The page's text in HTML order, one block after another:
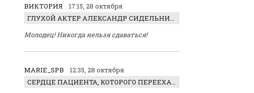
ВИКТОРИЯ
17:15, 28 октября
ГЛУХОЙ АКТЕР АЛЕКСАНДР СИДЕЛЬНИКОВ: «С НАСЛАЖДЕНИЕМ ИГРАЛ ОТРИЦАТЕЛЬНОГО ГЕРОЯ!»
Молодец! Никогда нельзя сдаваться!
MARIE_SPB
12:35, 28 октября
СЕРДЦЕ ПАЦИЕНТА, КОТОРОГО ПЕРЕЕХАЛ ТРАКТОР, ОБНАРУЖИЛИ… В ЖИВОТЕ